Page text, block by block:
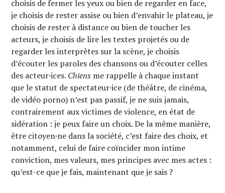
choisis de fermer les yeux ou bien de regarder en face,
je choisis de rester assise ou bien d’envahir le plateau, je
choisis de rester à distance ou bien de toucher les
acteurs, je choisis de lire les textes projetés ou de
regarder les interprètes sur la scène, je choisis
d’écouter les paroles des chansons ou d’écouter celles
des acteur·ices. Chiens me rappelle à chaque instant
que le statut de spectateur·ice (de théâtre, de cinéma,
de vidéo porno) n’est pas passif, je ne suis jamais,
contrairement aux victimes de violence, en état de
sidération : je peux faire un choix. De la même manière,
être citoyen·ne dans la société, c’est faire des choix, et
notamment, celui de faire coïncider mon intime
conviction, mes valeurs, mes principes avec mes actes :
qu’est-ce que je fais, maintenant que je sais ?